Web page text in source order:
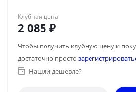
Клубная цена
2 085 ₽
Чтобы получить клубную цену и
достаточно просто
Нашли дешевле?